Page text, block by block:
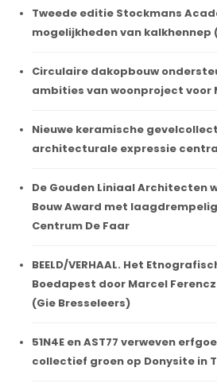
Tweede editie Stockmans
mogelijkheden van kalkhennep
Circulaire dakopbouw
ambities van woonproject voor
Nieuwe keramische
architecturale expressie
De Gouden Liniaal Architecten
Bouw Award met
Centrum De Faar
BEELD/VERHAAL. Het
Boedapest door Marcel
(Gie Bresseleers)
51N4E en AST77 verweven
collectief groen op Donysite in